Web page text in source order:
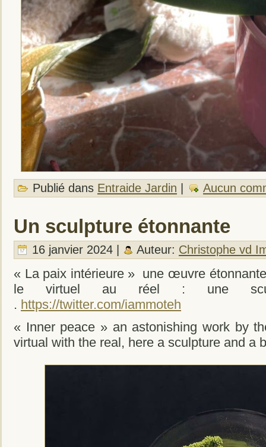
Publié dans Entraide Jardin Aucun
Un sculpture étonnante
16 janvier 2024 | Auteur: Christophe vd
« La paix intérieure » une œuvre
le virtuel au réel : une
. https://twitter.com/iammoteh
« Inner peace » an astonishing work by
virtual with the real, here a sculpture and a